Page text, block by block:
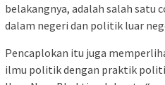
belakangnya, adalah salah
dalam negeri dan politik luar
Pencaplokan itu juga
ilmu politik dengan praktik